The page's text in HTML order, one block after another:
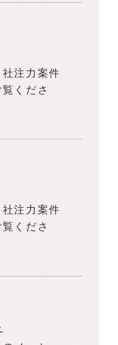
注力案件
くださ
注力案件
くださ